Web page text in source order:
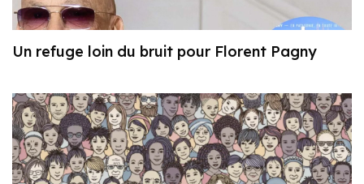
Un refuge loin du bruit pour Florent Pagny